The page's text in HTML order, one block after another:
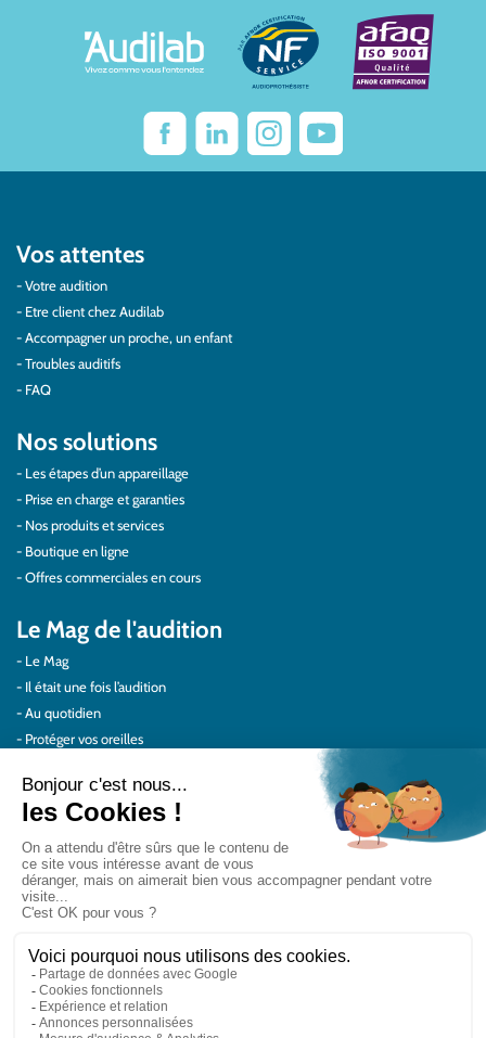
Vos attentes
Votre audition
Etre client chez Audilab
Accompagner un proche, un enfant
Troubles auditifs
FAQ
Nos solutions
Les étapes d’un appareillage
Prise en charge et garanties
Nos produits et services
Boutique en ligne
Offres commerciales en cours
Le Mag de l'audition
Le Mag
Il était une fois l’audition
Au quotidien
Protéger vos oreilles
Actualités Audilab
Pour les pros
Le réseau Audilab
Notre histoire – Nos valeurs
Le choix de la qualité
Le Comité Scientifique Audilab
Nos partenaires
On parle de nous
Rejoignez le réseau Audilab